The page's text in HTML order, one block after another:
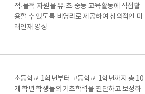
적·물적 자원을 유·초·중등 교육활동에 직접활
용할 수 있도록 비영리로 제공하여 창의적인 미
래인재 양성
초등학교 1학년부터 고등학교 1학년까지 총 10
개 학년 학생들의 기초학력을 진단하고 보정하